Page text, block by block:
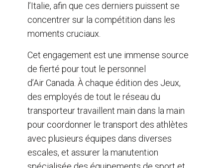
l’Italie, afin que ces derniers puissent se
concentrer sur la compétition dans les
moments cruciaux.
Cet engagement est une immense source
de fierté pour tout le personnel
d’Air Canada. À chaque édition des Jeux,
des employés de tout le réseau du
transporteur travaillent main dans la main
pour coordonner le transport des athlètes
avec plusieurs équipes dans diverses
escales, et assurer la manutention